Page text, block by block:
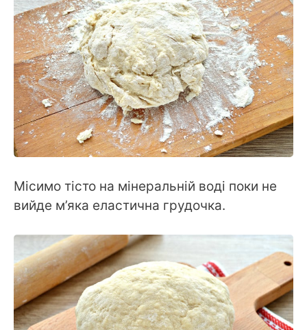
Місимо тісто на мінеральній воді поки не
вийде м’яка еластична грудочка.